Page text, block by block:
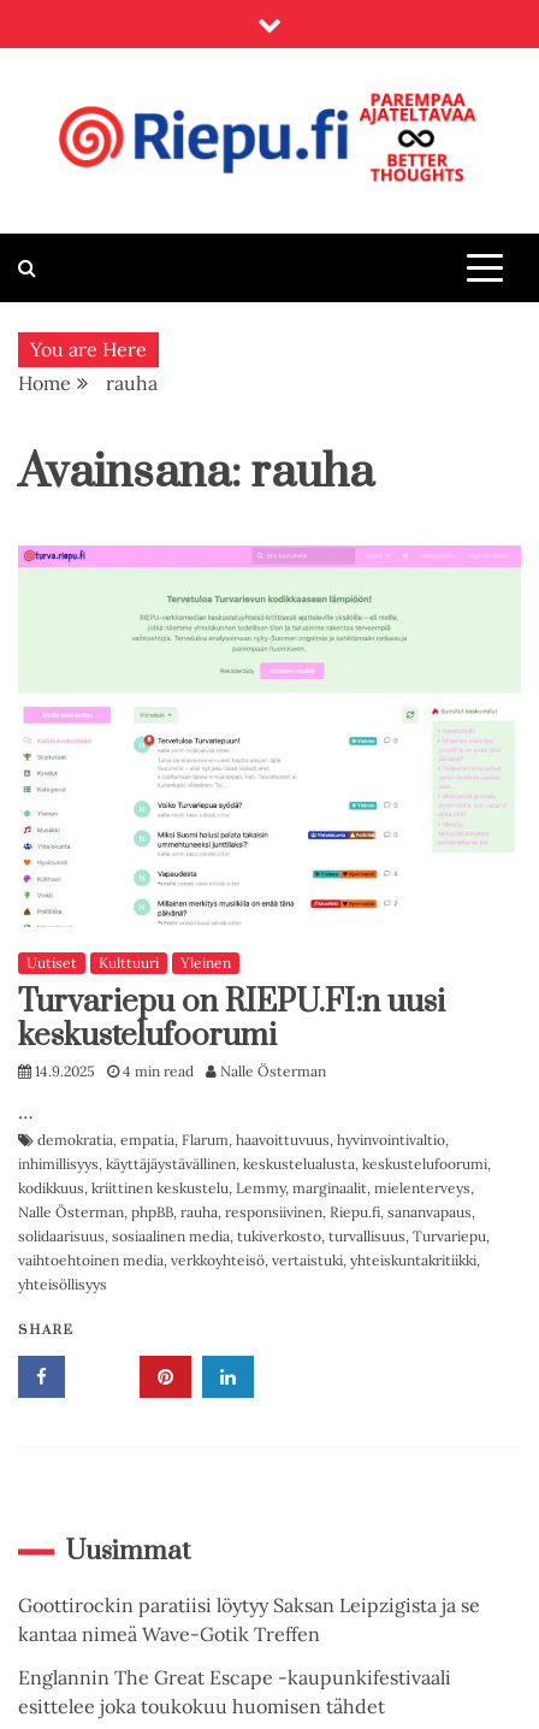
to
Riepu.fi
You are Here
Home
rauha
Avainsana:rauha
Uutiset Kulttuuri Yleinen
Turvariepu on RIEPU.FI:n uusi
keskustelufoorumi
14.9.2025 4 min read Nalle Österman
…
demokratia, empatia, Flarum, haavoittuvuus, hyvinvointivaltio,
inhimillisyys, käyttäjäystävällinen, keskustelualusta, keskustelufoorumi,
kodikkuus, kriittinen keskustelu, Lemmy, marginaalit, mielenterveys,
Nalle Österman, phpBB, rauha, responsiivinen, Riepu.fi, sananvapaus,
solidaarisuus, sosiaalinen media, tukiverkosto, turvallisuus, Turvariepu,
vaihtoehtoinen media, verkkoyhteisö, vertaistuki, yhteiskuntakritiikki,
yhteisöllisyys
SHARE
Uusimmat
Goottirockin paratiisi löytyy Saksan Leipzigista ja se
kantaa nimeä Wave-Gotik Treffen
Englannin The Great Escape -kaupunkifestivaali
esittelee joka toukokuu huomisen tähdet